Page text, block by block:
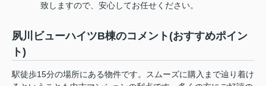
致しますので、安心してお任せください。
夙川ビューハイツB棟のコメント(おすすめポイン
ト)
駅徒歩15分の場所にある物件です。スムーズに購入まで辿り着け